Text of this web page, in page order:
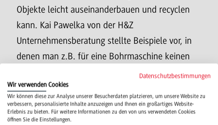
Objekte leicht auseinanderbauen und recyclen
kann. Kai Pawelka von der H&Z
Unternehmensberatung stellte Beispiele vor, in
denen man z.B. für eine Bohrmaschine keinen
festen Preis, sondern die Nutzungsdauer zahlt.
Dadurch lohnt es sich, in langfristige Lösungen
zu investieren. Das ist in unserer auf Konsum
ausgerichteten Gesellschaft eine Denkweise, die
Datenschutzbestimmungen
Wir verwenden Cookies
Wir können diese zur Analyse unserer Besucherdaten platzieren, um unsere Website zu
verbessern, personalisierte Inhalte anzuzeigen und Ihnen ein großartiges Website-
Erlebnis zu bieten. Für weitere Informationen zu den von uns verwendeten Cookies
öffnen Sie die Einstellungen.